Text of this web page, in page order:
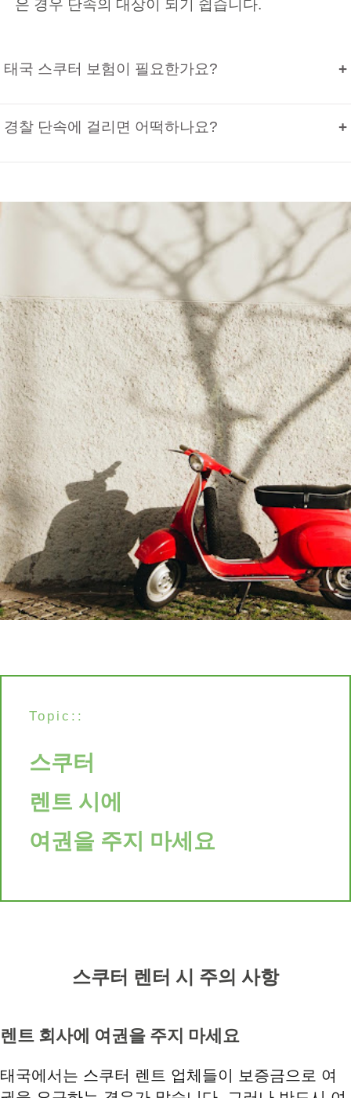
은 경우 단속의 대상이 되기 쉽습니다.
태국 스쿠터 보험이 필요한가요?
경찰 단속에 걸리면 어떡하나요?
Topic::
스쿠터
렌트 시에
여권을 주지 마세요
스쿠터 렌터 시 주의 사항
렌트 회사에 여권을 주지 마세요
태국에서는 스쿠터 렌트 업체들이 보증금으로 여